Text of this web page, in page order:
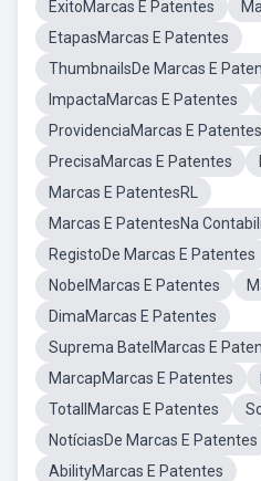
ExitoMarcas E Patentes
EtapasMarcas E Patentes
ThumbnailsDe Marcas E
ImpactaMarcas E Patentes
ProvidenciaMarcas E Patentes
PrecisaMarcas E Patentes
Marcas E PatentesRL
Marcas E PatentesNa
RegistoDe Marcas E Patentes
NobelMarcas E Patentes
DimaMarcas E Patentes
Suprema BatelMarcas E
MarcapMarcas E Patentes
TotallMarcas E Patentes
NotíciasDe Marcas E Patentes
AbilityMarcas E Patentes